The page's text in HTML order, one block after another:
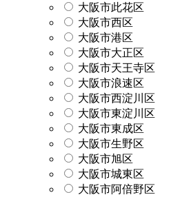
大阪市此花区
大阪市西区
大阪市港区
大阪市大正区
大阪市天王寺区
大阪市浪速区
大阪市西淀川区
大阪市東淀川区
大阪市東成区
大阪市生野区
大阪市旭区
大阪市城東区
大阪市阿倍野区